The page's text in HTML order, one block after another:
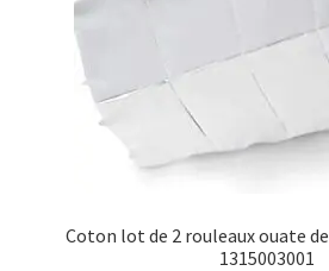
Coton lot de 2 rouleaux ouate
1315003001